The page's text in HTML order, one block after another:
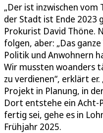
„Der ist inzwischen
der Stadt ist Ende 2023
Prokurist David Thöne.
folgen, aber: „Das
Politik und Anwohnern
Wir mussten woanders
zu verdienen“, erklärt
Projekt in Planung, in
Dort entstehe ein Acht-
fertig sei, gehe es in
Frühjahr 2025.